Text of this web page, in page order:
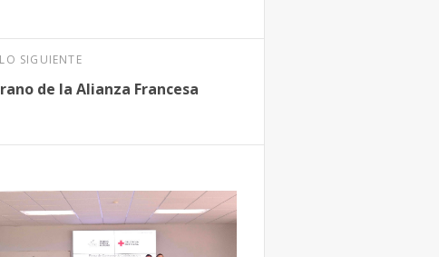
SIGUIENTE
de la Alianza Francesa